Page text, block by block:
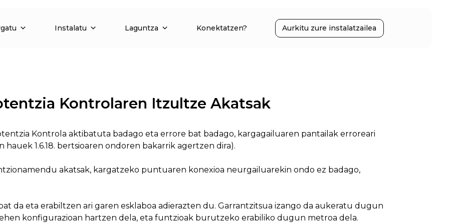
Instalatu Laguntza Konektatzen? Aurkitu zure instalatzailea
Kontrolaren Itzultze Akatsak
Kontrola aktibatuta badago eta errore bat badago, kargagailuaren pantailak erroreari
1.6.18. bertsioaren ondoren bakarrik agertzen dira).
akatsak, kargatzeko puntuaren konexioa neurgailuarekin ondo ez badago,
da eta erabiltzen ari garen esklaboa adierazten du. Garrantzitsua izango da aukeratu dugun
konfigurazioan hartzen dela, eta funtzioak burutzeko erabiliko dugun metroa dela.